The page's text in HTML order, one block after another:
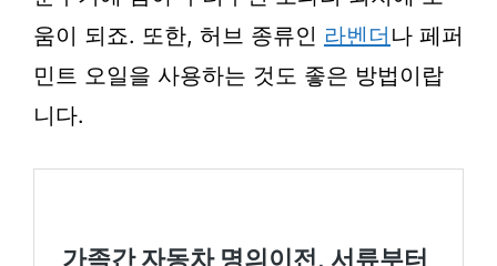
움이 되죠. 또한, 허브 종류인 라벤더 나 페퍼
민트 오일을 사용하는 것도 좋은 방법이랍
니다.